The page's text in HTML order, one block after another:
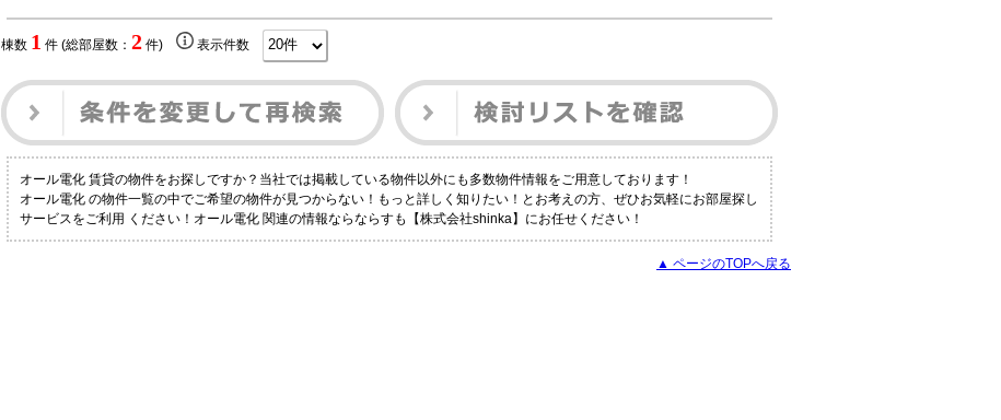
棟数 1 件 (総部屋数： 2件) 表示件数
オール電化 賃貸の物件をお探しですか？当社では掲載している物件以外にも多数物件情報をご用意しております！
オール電化 の物件一覧の中でご希望の物件が見つからない！もっと詳しく知りたい！とお考えの方、ぜひお気軽にお部屋探し
サービスをご利用 ください！オール電化 関連の情報ならならすも【株式会社shinka】にお任せください！
▲ ページのTOPへ戻る